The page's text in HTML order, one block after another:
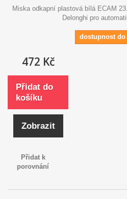
Miska odkapní plastová bílá ECAM
Delonghi pro
dostupnost do
472 Kč
Přidat do
košíku
Zobrazit
Přidat k
porovnání